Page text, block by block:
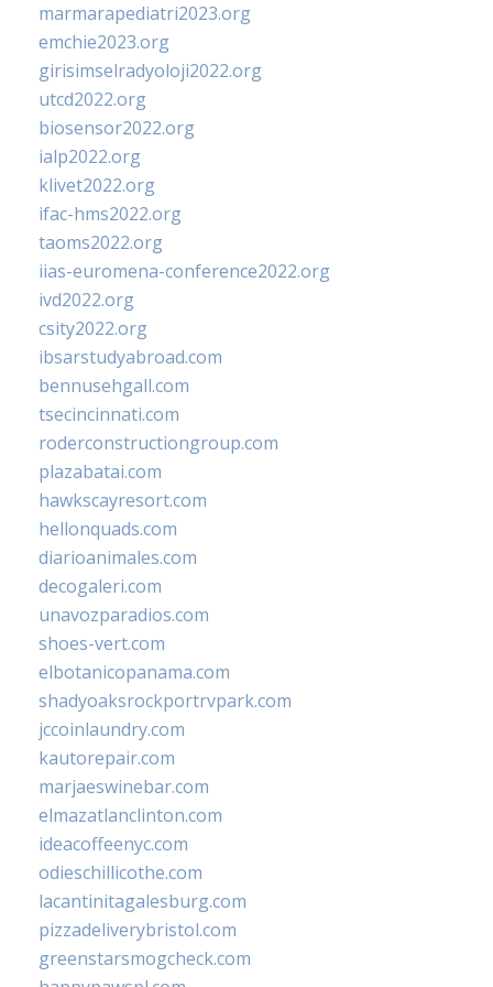
marmarapediatri2023.org
emchie2023.org
girisimselradyoloji2022.org
utcd2022.org
biosensor2022.org
ialp2022.org
klivet2022.org
ifac-hms2022.org
taoms2022.org
iias-euromena-conference2022.org
ivd2022.org
csity2022.org
ibsarstudyabroad.com
bennusehgall.com
tsecincinnati.com
roderconstructiongroup.com
plazabatai.com
hawkscayresort.com
hellonquads.com
diarioanimales.com
decogaleri.com
unavozparadios.com
shoes-vert.com
elbotanicopanama.com
shadyoaksrockportrvpark.com
jccoinlaundry.com
kautorepair.com
marjaeswinebar.com
elmazatlanclinton.com
ideacoffeenyc.com
odieschillicothe.com
lacantinitagalesburg.com
pizzadeliverybristol.com
greenstarsmogcheck.com